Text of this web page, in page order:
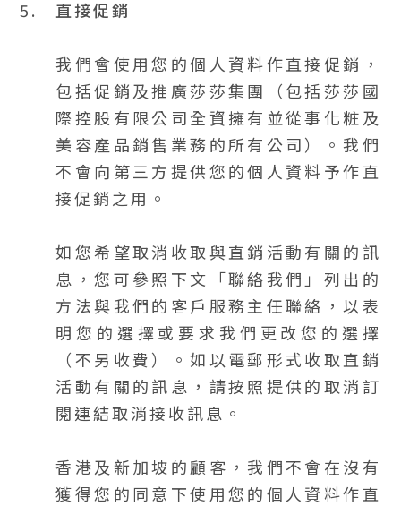
5. 直接促銷
我們會使用您的個人資料作直接促銷，
包括促銷及推廣莎莎集團（包括莎莎國
際控股有限公司全資擁有並從事化粧及
美容產品銷售業務的所有公司）。我們
不會向第三方提供您的個人資料予作直
接促銷之用。
如您希望取消收取與直銷活動有關的訊
息，您可參照下文「聯絡我們」列出的
方法與我們的客戶服務主任聯絡，以表
明您的選擇或要求我們更改您的選擇
（不另收費）。如以電郵形式收取直銷
活動有關的訊息，請按照提供的取消訂
閱連結取消接收訊息。
香港及新加坡的顧客，我們不會在沒有
獲得您的同意下使用您的個人資料作直